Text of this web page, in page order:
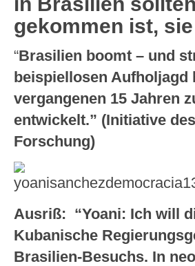
gekommen ist,
“Brasilien boomt – und
beispiellosen Aufholjagd
vergangenen 15 Jahren
entwickelt.” (Initiative
Forschung)
Ausriß: “Yoani: Ich will
Kubanische
Brasilien-Besuchs. In